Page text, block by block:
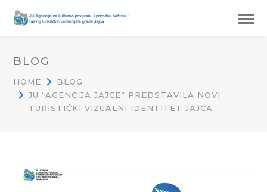
BLOG
HOME
BLOG
JU “AGENCIJA JAJCE” PREDSTAVILA NOVI
TURISTIČKI VIZUALNI IDENTITET JAJCA